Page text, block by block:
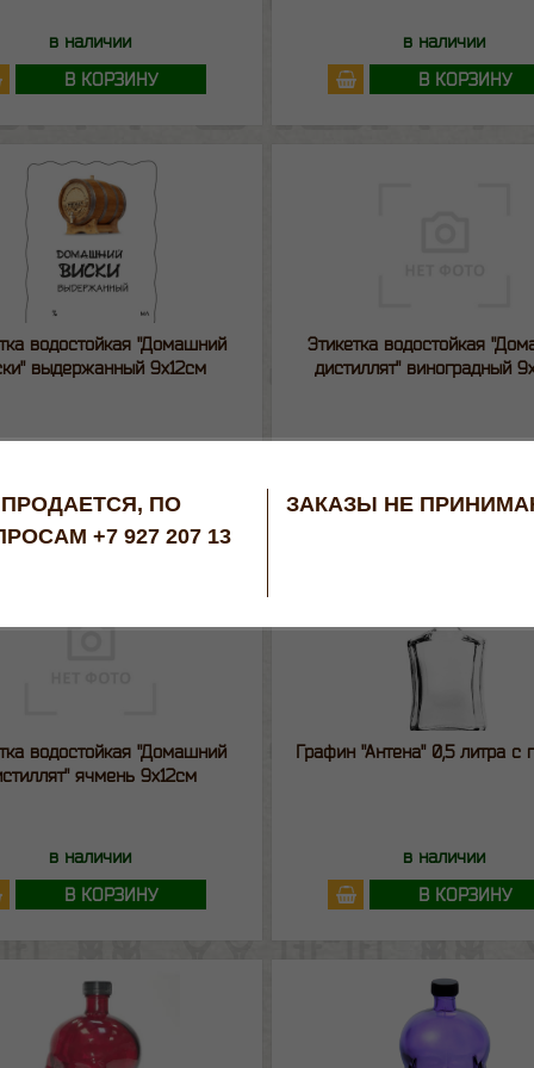
в наличии
В КОРЗИНУ
в наличии
В КОРЗИНУ
водостойкая "Домашний
выдержанный 9х12см
Этикетка водостойкая
дистиллят" виноградный
водостойкая "Домашний
ячмень 9х12см
в наличии
В КОРЗИНУ
Графин "Антена" 0,5 литра с
в наличии
В КОРЗИНУ
ПО
+7 927 207 13
ЗАКАЗЫ НЕ